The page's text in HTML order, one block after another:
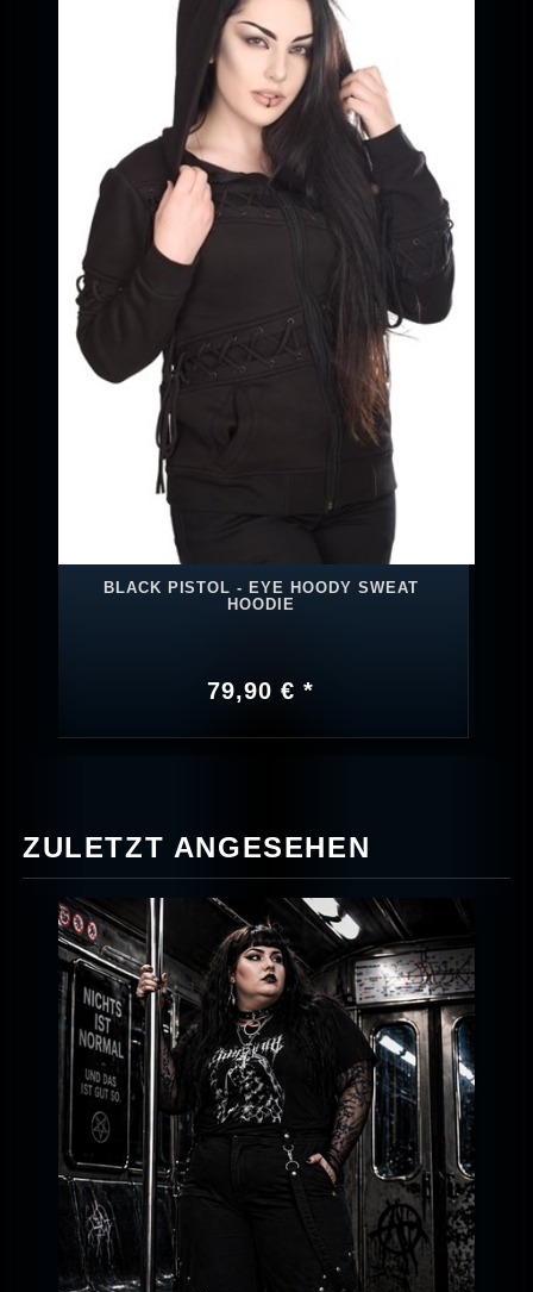
BLACK PISTOL - EYE HOODY SWEAT
HOODIE
79,90 € *
ZULETZT ANGESEHEN